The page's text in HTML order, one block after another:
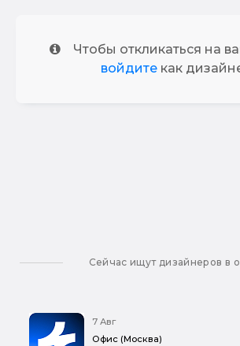
Чтобы откликаться на
войдитекак
Сейчас ищут дизайнеров в
7 Авг
Офис (Москва)